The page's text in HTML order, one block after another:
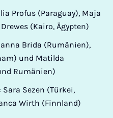
Profus (Paraguay), Maja
(Kairo, Ägypten)
Brida (Rumänien),
und Matilda
Rumänien)
Sezen (Türkei,
Wirth (Finnland)